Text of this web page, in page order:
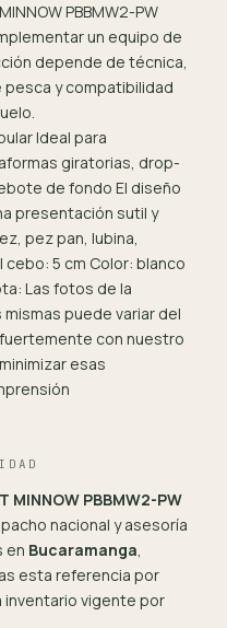
PBBMW2-PW
un equipo de
depende de técnica,
y compatibilidad
Ideal para
giratorias, drop-
de fondo El diseño
presentación sutil y
pez pan, lubina,
5 cm Color: blanco
Las fotos de la
puede variar del
con nuestro
esas
MINNOW PBBMW2-PW
nacional y asesoría
en Bucaramanga,
esta referencia por
inventario vigente por